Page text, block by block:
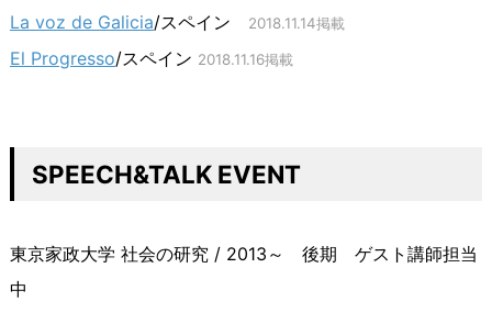
La voz de Galicia/スペイン 2018.11.14掲載
El Progresso/スペイン 2018.11.16掲載
SPEECH&TALK EVENT
東京家政大学 社会の研究 / 2013～ 後期 ゲスト講師担当
中